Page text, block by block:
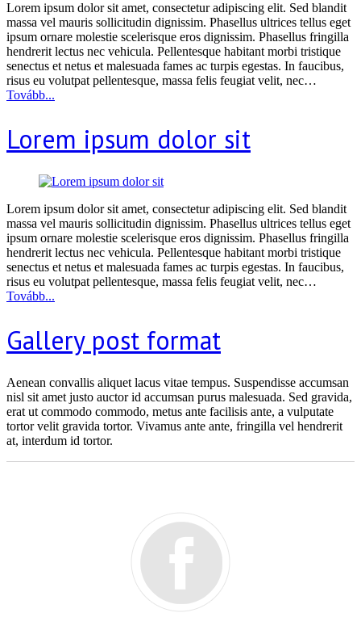
Lorem ipsum dolor sit amet, consectetur adipiscing elit. Sed blandit
massa vel mauris sollicitudin dignissim. Phasellus ultrices tellus eget
ipsum ornare molestie scelerisque eros dignissim. Phasellus fringilla
hendrerit lectus nec vehicula. Pellentesque habitant morbi tristique
senectus et netus et malesuada fames ac turpis egestas. In faucibus,
risus eu volutpat pellentesque, massa felis feugiat velit, nec…
Tovább...
Lorem ipsum dolor sit
Lorem ipsum dolor sit amet, consectetur adipiscing elit. Sed blandit
massa vel mauris sollicitudin dignissim. Phasellus ultrices tellus eget
ipsum ornare molestie scelerisque eros dignissim. Phasellus fringilla
hendrerit lectus nec vehicula. Pellentesque habitant morbi tristique
senectus et netus et malesuada fames ac turpis egestas. In faucibus,
risus eu volutpat pellentesque, massa felis feugiat velit, nec…
Tovább...
Gallery post format
Aenean convallis aliquet lacus vitae tempus. Suspendisse accumsan
nisl sit amet justo auctor id accumsan purus malesuada. Sed gravida,
erat ut commodo commodo, metus ante facilisis ante, a vulputate
tortor velit gravida tortor. Vivamus ante ante, fringilla vel hendrerit
at, interdum id tortor.